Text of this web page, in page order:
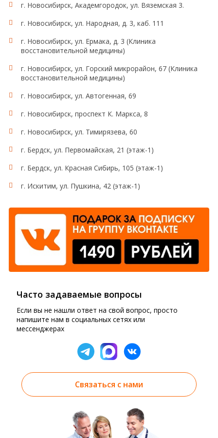
г. Новосибирск, Академгородок, ул. Вяземская 3.
г. Новосибирск, ул. Народная, д. 3, каб. 111
г. Новосибирск, ул. Ермака, д. 3 (Клиника
восстановительной медицины)
г. Новосибирск, ул. Горский микрорайон, 67 (Клиника
восстановительной медицины)
г. Новосибирск, ул. Автогенная, 69
г. Новосибирск, проспект К. Маркса, 8
г. Новосибирск, ул. Тимирязева, 60
г. Бердск, ул. Первомайская, 21 (этаж-1)
г. Бердск, ул. Красная Сибирь, 105 (этаж-1)
г. Искитим, ул. Пушкина, 42 (этаж-1)
Часто задаваемые вопросы
Если вы не нашли ответ на свой вопрос, просто
напишите нам в социальных сетях или
мессенджерах
Связаться с нами